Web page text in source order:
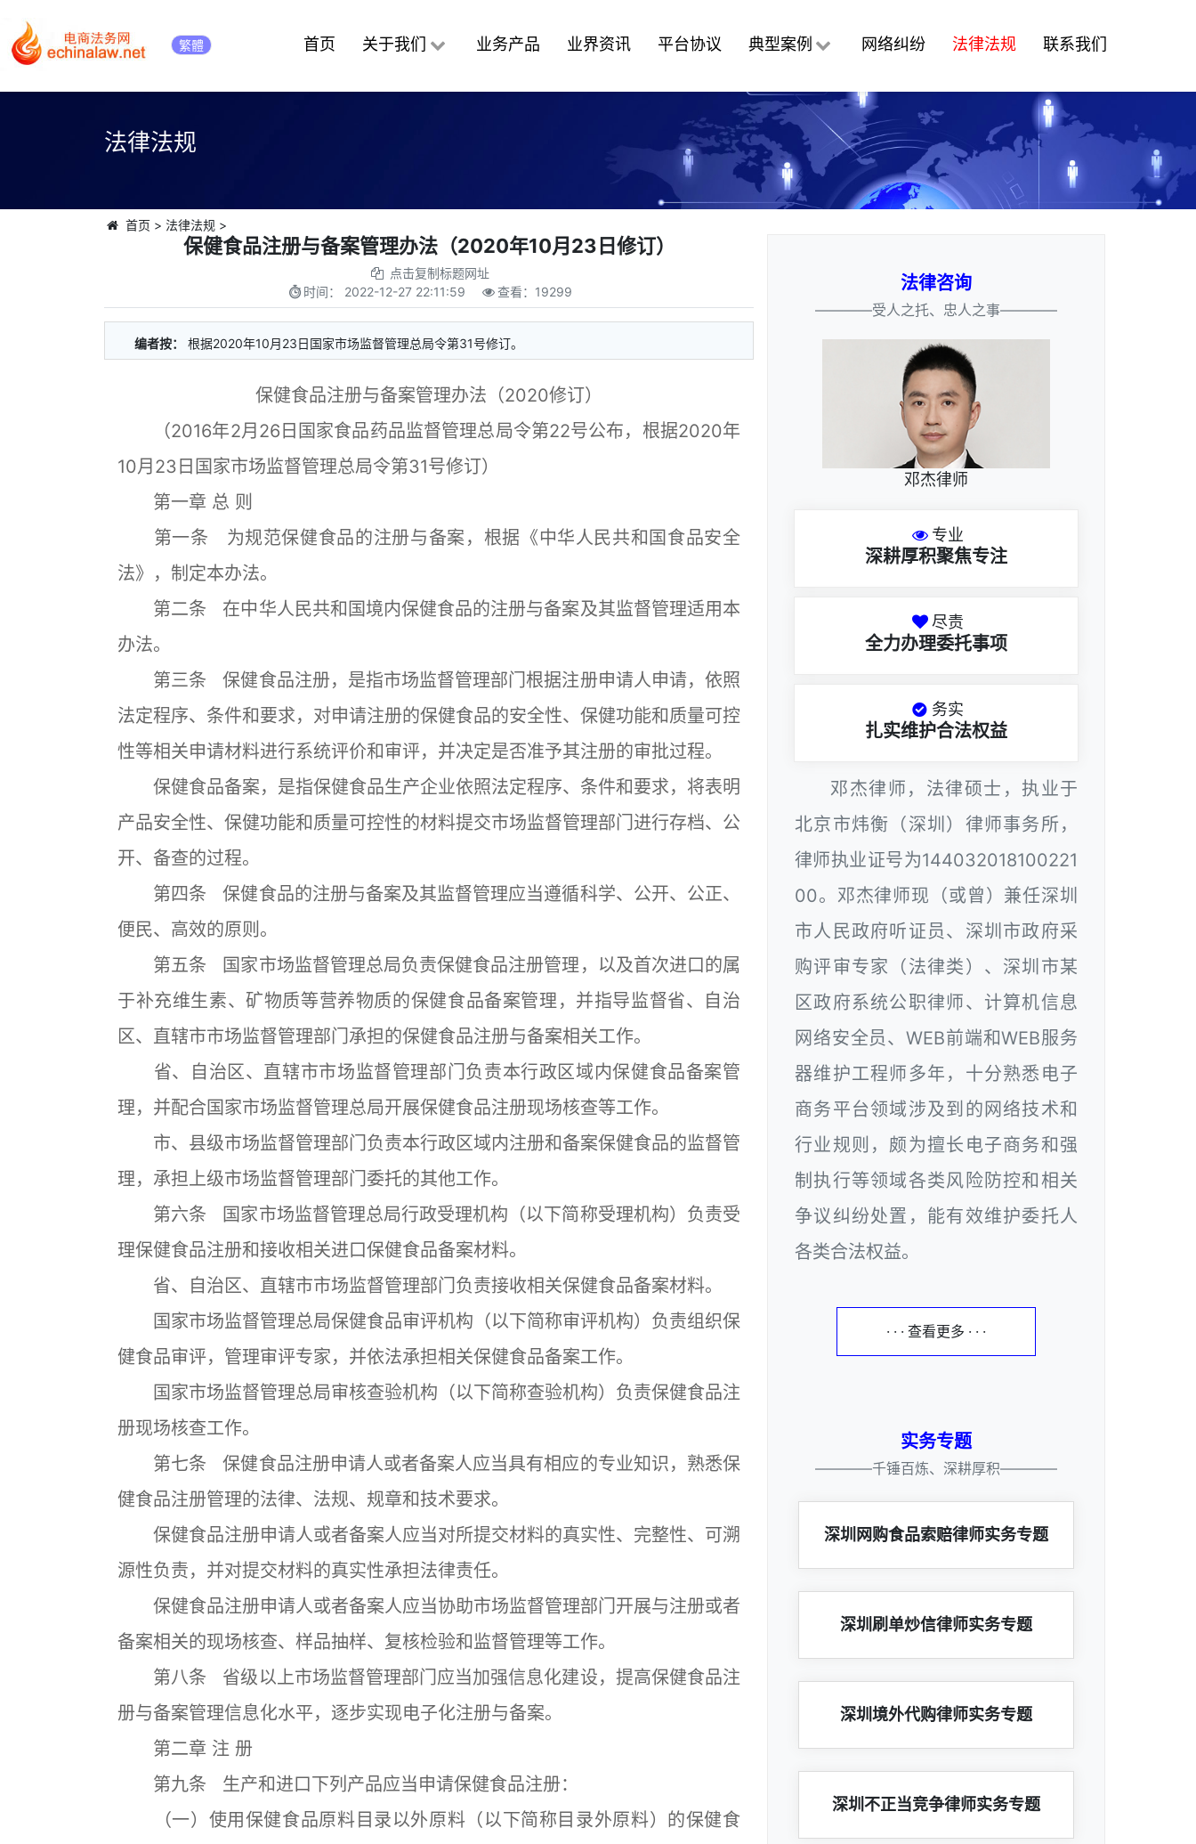
繁體 首页 关于我们 业务产品 业界资讯 平台协议 典型案例 网络纠纷 法律法规 联系我们
法律法规
首页 > 法律法规 >
保健食品注册与备案管理办法（2020年10月23日修订）
点击复制标题网址
时间： 2022-12-27 22:11:59 查看： 19299
编者按： 根据2020年10月23日国家市场监督管理总局令第31号修订。
保健食品注册与备案管理办法（2020修订）
（2016年2月26日国家食品药品监督管理总局令第22号公布，根据2020年
10月23日国家市场监督管理总局令第31号修订）
第一章 总 则
第一条 为规范保健食品的注册与备案，根据《中华人民共和国食品安全
法》，制定本办法。
第二条 在中华人民共和国境内保健食品的注册与备案及其监督管理适用本
办法。
第三条 保健食品注册，是指市场监督管理部门根据注册申请人申请，依照
法定程序、条件和要求，对申请注册的保健食品的安全性、保健功能和质量可控
性等相关申请材料进行系统评价和审评，并决定是否准予其注册的审批过程。
保健食品备案，是指保健食品生产企业依照法定程序、条件和要求，将表明
产品安全性、保健功能和质量可控性的材料提交市场监督管理部门进行存档、公
开、备查的过程。
第四条 保健食品的注册与备案及其监督管理应当遵循科学、公开、公正、
便民、高效的原则。
第五条 国家市场监督管理总局负责保健食品注册管理，以及首次进口的属
于补充维生素、矿物质等营养物质的保健食品备案管理，并指导监督省、自治
区、直辖市市场监督管理部门承担的保健食品注册与备案相关工作。
省、自治区、直辖市市场监督管理部门负责本行政区域内保健食品备案管
理，并配合国家市场监督管理总局开展保健食品注册现场核查等工作。
市、县级市场监督管理部门负责本行政区域内注册和备案保健食品的监督管
理，承担上级市场监督管理部门委托的其他工作。
第六条 国家市场监督管理总局行政受理机构（以下简称受理机构）负责受
理保健食品注册和接收相关进口保健食品备案材料。
省、自治区、直辖市市场监督管理部门负责接收相关保健食品备案材料。
国家市场监督管理总局保健食品审评机构（以下简称审评机构）负责组织保
健食品审评，管理审评专家，并依法承担相关保健食品备案工作。
国家市场监督管理总局审核查验机构（以下简称查验机构）负责保健食品注
册现场核查工作。
第七条 保健食品注册申请人或者备案人应当具有相应的专业知识，熟悉保
健食品注册管理的法律、法规、规章和技术要求。
保健食品注册申请人或者备案人应当对所提交材料的真实性、完整性、可溯
源性负责，并对提交材料的真实性承担法律责任。
保健食品注册申请人或者备案人应当协助市场监督管理部门开展与注册或者
备案相关的现场核查、样品抽样、复核检验和监督管理等工作。
第八条 省级以上市场监督管理部门应当加强信息化建设，提高保健食品注
册与备案管理信息化水平，逐步实现电子化注册与备案。
第二章 注 册
第九条 生产和进口下列产品应当申请保健食品注册：
（一）使用保健食品原料目录以外原料（以下简称目录外原料）的保健食
法律咨询
————受人之托、忠人之事————
邓杰律师
专业
深耕厚积聚焦专注
尽责
全力办理委托事项
务实
扎实维护合法权益
邓杰律师，法律硕士，执业于
北京市炜衡（深圳）律师事务所，
律师执业证号为144032018100221
00。邓杰律师现（或曾）兼任深圳
市人民政府听证员、深圳市政府采
购评审专家（法律类）、深圳市某
区政府系统公职律师、计算机信息
网络安全员、WEB前端和WEB服务
器维护工程师多年，十分熟悉电子
商务平台领域涉及到的网络技术和
行业规则，颇为擅长电子商务和强
制执行等领域各类风险防控和相关
争议纠纷处置，能有效维护委托人
各类合法权益。
· · · 查看更多 · · ·
实务专题
————千锤百炼、深耕厚积————
深圳网购食品索赔律师实务专题
深圳刷单炒信律师实务专题
深圳境外代购律师实务专题
深圳不正当竞争律师实务专题